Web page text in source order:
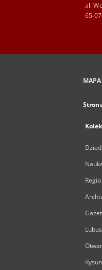
al.
65-